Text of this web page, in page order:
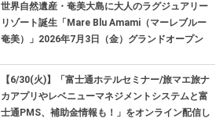
世界自然遺産・奄美大島に大人のラグジュアリー
リゾート誕生「Mare Blu Amami（マーレブルー
奄美）」2026年7月3日（金）グランドオープン
【6/30(火)】「富士通ホテルセミナー/旅マエ旅ナ
カアプリやレベニューマネジメントシステムと富
士通PMS、補助金情報も！」をオンライン配信し